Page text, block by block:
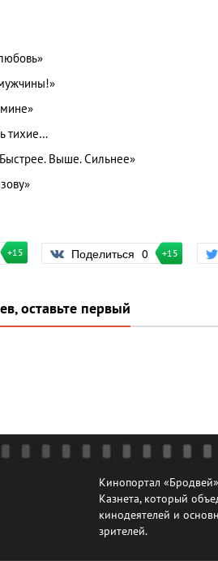
тихие…
Выше. Сильнее»
+15 Поделиться 0 +15
оставьте первый
Кинопортал
Казнета, который
кинодеятелей и
зрителей.